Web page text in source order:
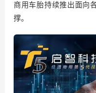
商用车胎持续推出面向
撑。